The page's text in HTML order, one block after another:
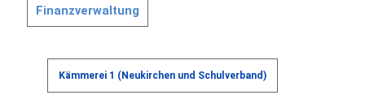
Finanzverwaltung
Kämmerei 1 (Neukirchen und Schulverband)